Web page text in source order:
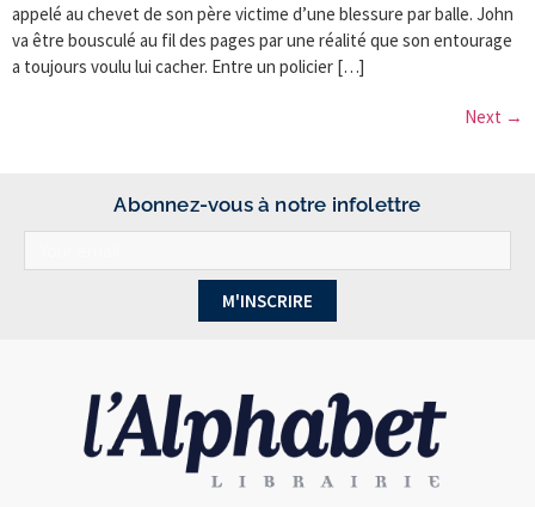
appelé au chevet de son père victime d’une blessure par balle. John
va être bousculé au fil des pages par une réalité que son entourage
a toujours voulu lui cacher. Entre un policier […]
Next →
Abonnez-vous à notre infolettre
M'INSCRIRE